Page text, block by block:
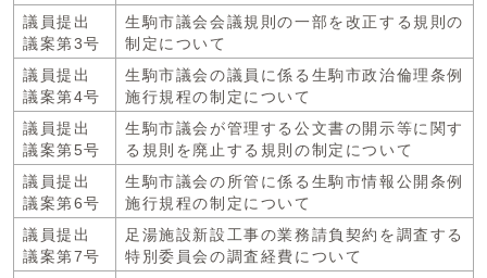
議員提出
議案第3号
生駒市議会会議規則の一部を改正する規則の
制定について
議員提出
議案第4号
生駒市議会の議員に係る生駒市政治倫理条例
施行規程の制定について
議員提出
議案第5号
生駒市議会が管理する公文書の開示等に関す
る規則を廃止する規則の制定について
議員提出
議案第6号
生駒市議会の所管に係る生駒市情報公開条例
施行規程の制定について
議員提出
議案第7号
足湯施設新設工事の業務請負契約を調査する
特別委員会の調査経費について